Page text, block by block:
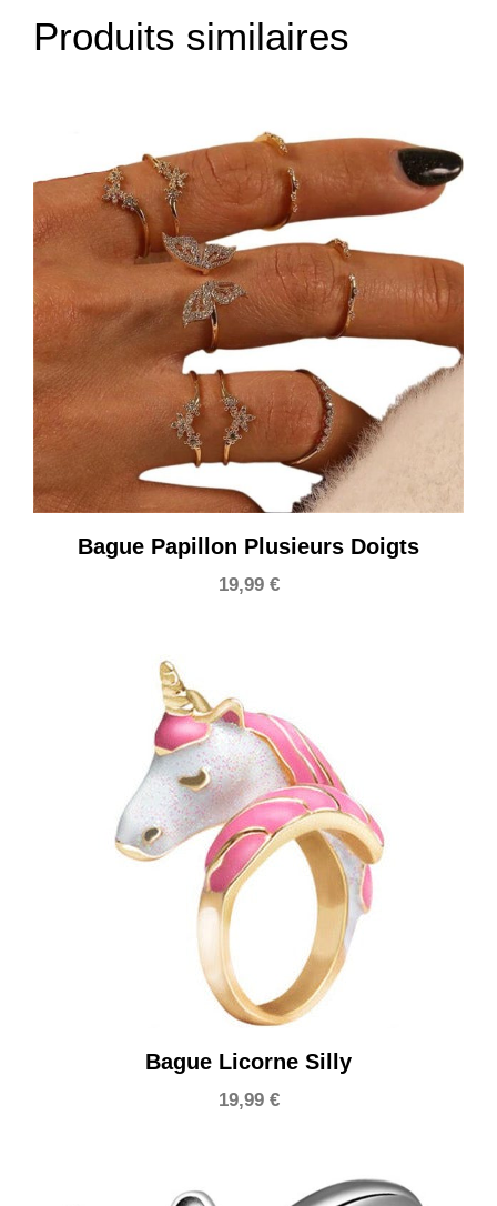
Produits similaires
Bague Papillon Plusieurs Doigts
19,99 €
Bague Licorne Silly
19,99 €